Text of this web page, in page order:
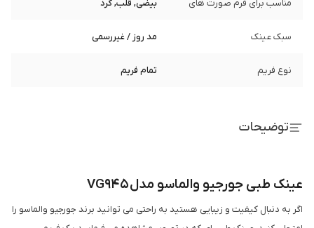
مناسب برای فرم صورت های بیضی, قلب, گرد
سبک عینک مد روز / غیررسمی
نوع فریم تمام فریم
توضیحات
عینک طبی جورجیو والماسو مدل VG945
اگر به دنبال کیفیت و زیبایی هستید به راحتی می توانید برند جورجیو والماسو را